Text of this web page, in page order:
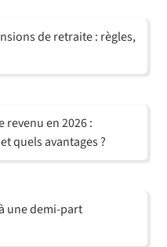
de retraite : règles,
revenu en 2026 :
quels avantages ?
une demi-part